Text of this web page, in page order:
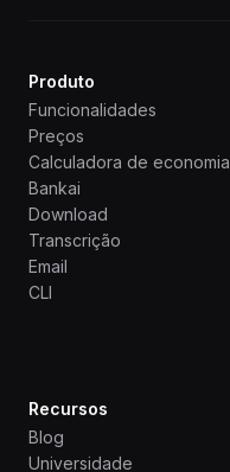
Produto
Funcionalidades
Preços
Calculadora de economia
Bankai
Download
Transcrição
Email
CLI
Recursos
Blog
Universidade